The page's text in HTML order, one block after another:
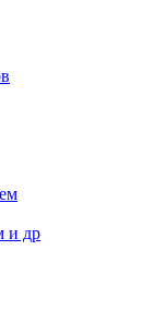
и др